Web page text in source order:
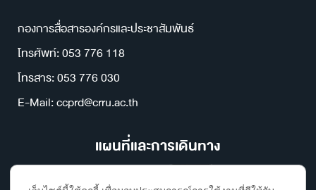
กองการสื่อสารองค์กรและประชาสัมพันธ์
โทรศัพท์: 053 776 118
โทรสาร: 053 776 030
E-Mail: ccprd@crru.ac.th
แผนที่และการเดินทาง